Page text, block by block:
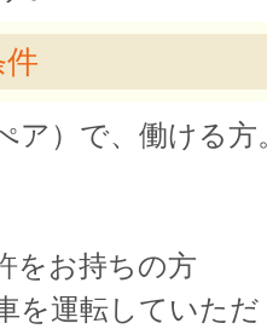
ア）で、働ける方
をお持ちの方
を運転していた